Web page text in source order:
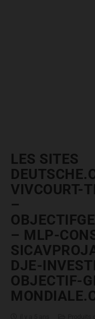
LES SITES
VIVCOURT-
–
– MLP-
DJE-
OBJECTIF-